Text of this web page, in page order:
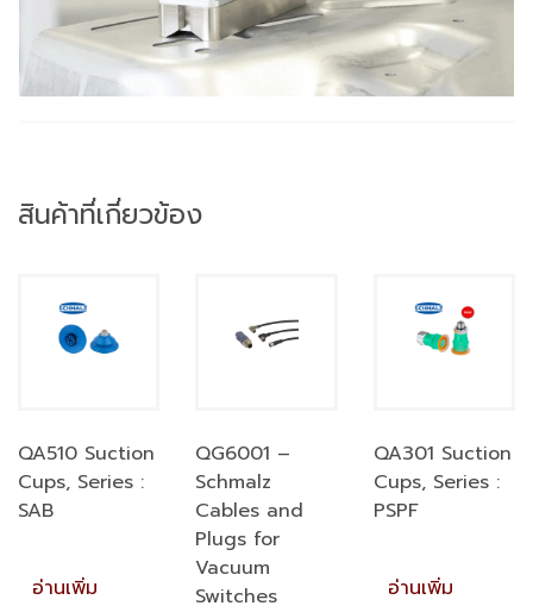
สินค้าที่เกี่ยวข้อง
QA510 Suction
Cups, Series :
SAB
อ่านเพิ่ม
QG6001 –
Schmalz
Cables and
Plugs for
Vacuum
Switches
QA301 Suction
Cups, Series :
PSPF
อ่านเพิ่ม